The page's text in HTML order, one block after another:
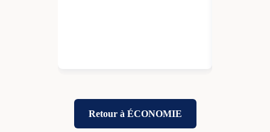
Retour à ÉCONOMIE